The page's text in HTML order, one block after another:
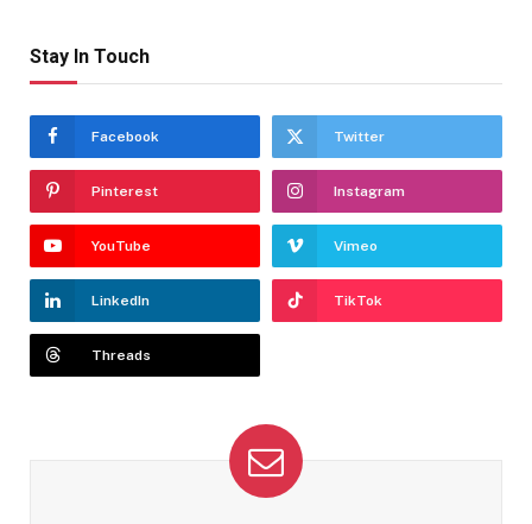
Stay In Touch
Facebook Twitter
Pinterest Instagram
YouTube Vimeo
LinkedIn TikTok
Threads